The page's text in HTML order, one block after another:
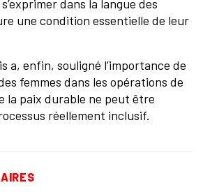
dans la langue des
une condition essentielle de leur
a, enfin, souligné l’importance de
femmes dans les opérations de
la paix durable ne peut être
réellement inclusif.